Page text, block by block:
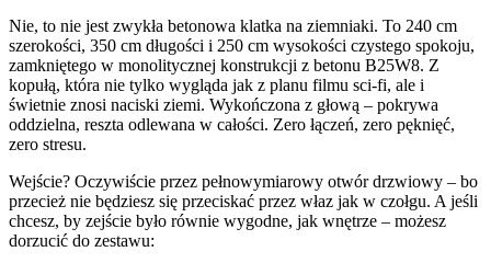
Nie, to nie jest zwykła betonowa klatka na ziemniaki. To 240 cm
szerokości, 350 cm długości i 250 cm wysokości czystego spokoju,
zamkniętego w monolitycznej konstrukcji z betonu B25W8. Z
kopułą, która nie tylko wygląda jak z planu filmu sci-fi, ale i
świetnie znosi naciski ziemi. Wykończona z głową – pokrywa
oddzielna, reszta odlewana w całości. Zero łączeń, zero pęknięć,
zero stresu.
Wejście? Oczywiście przez pełnowymiarowy otwór drzwiowy – bo
przecież nie będziesz się przeciskać przez właz jak w czołgu. A jeśli
chcesz, by zejście było równie wygodne, jak wnętrze – możesz
dorzucić do zestawu: